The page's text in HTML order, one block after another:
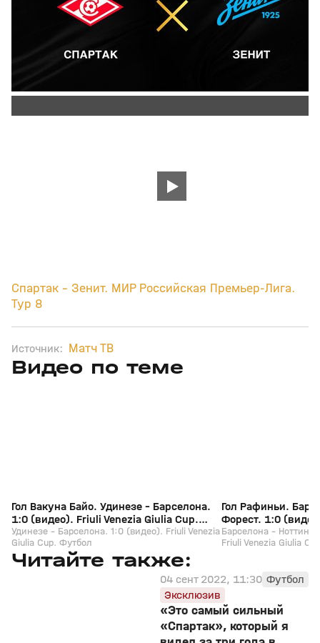
Спартак - Зенит. МИР Российская Премьер-Лига.
Тур 8
Источник: Матч ТВ
Видео по теме
Сегодня, 00:13
Гол Вакуна Байо. Удинезе - Барселона.
1:0 (видео). Friuli Venezia Giulia Cup.
Футбол
Удинезе - Барселона. 1:0 (видео). Friuli Venezia
Giulia Cup. Футбол
Гол Рафиньи.
Форест. 1:0
Cup. Футбол
Барселона -
Friuli Venezia Giulia
Читайте также:
04 сент 2022, 11:30 Футбол
Эксклюзив
«Это самый сильный
«Спартак», который я